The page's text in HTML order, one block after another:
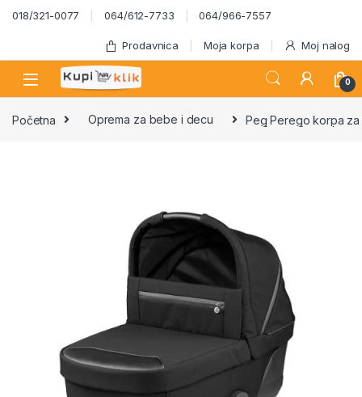
Skip to navigation
Skip to content
018/321-0077 064/612-7733 064/966-7557
Prodavnica Moja korpa Moj nalog
0
Početna Oprema za bebe i decu Peg Perego korpa